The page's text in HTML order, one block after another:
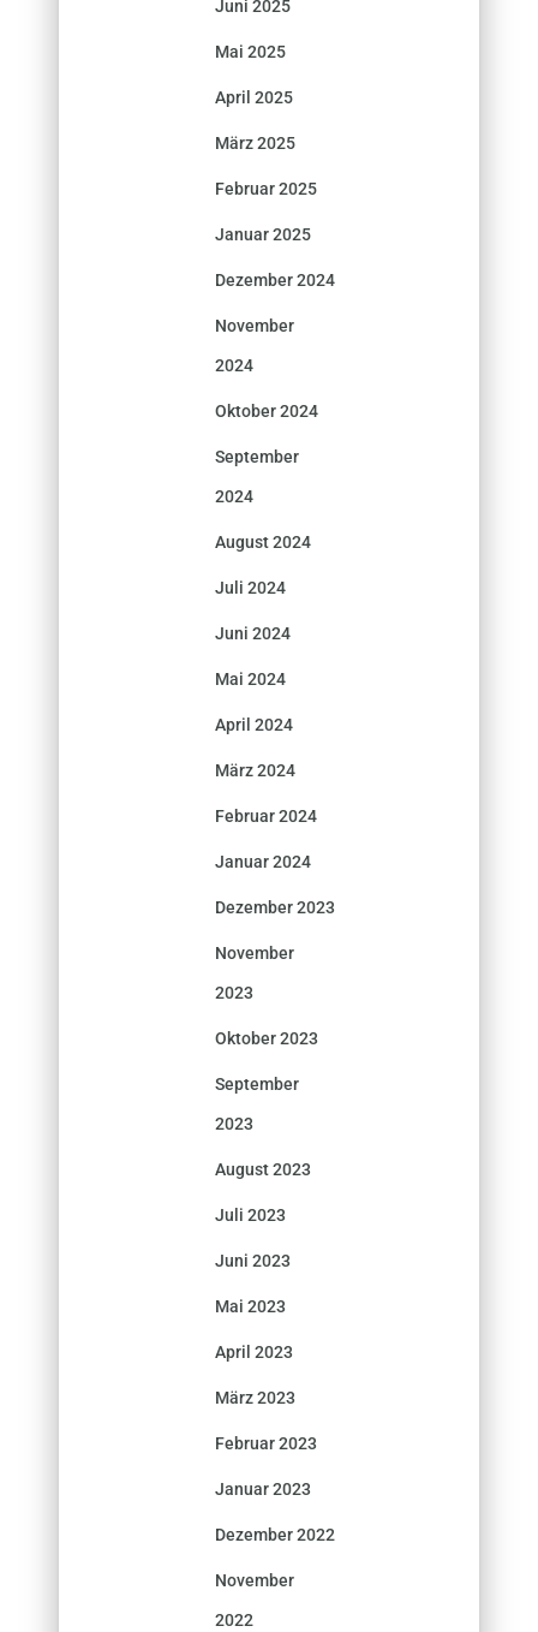
Juni 2025
Mai 2025
April 2025
März 2025
Februar 2025
Januar 2025
Dezember 2024
November
2024
Oktober 2024
September
2024
August 2024
Juli 2024
Juni 2024
Mai 2024
April 2024
März 2024
Februar 2024
Januar 2024
Dezember 2023
November
2023
Oktober 2023
September
2023
August 2023
Juli 2023
Juni 2023
Mai 2023
April 2023
März 2023
Februar 2023
Januar 2023
Dezember 2022
November
2022